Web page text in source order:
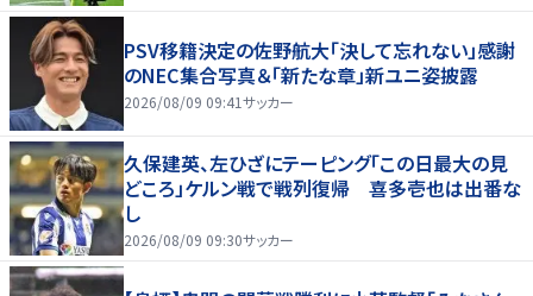
PSV移籍決定の佐野航大「決して忘れない」感謝
のNEC集合写真＆「新たな章」新ユニ姿披露
2026/08/09 09:41サッカー
久保建英、左ひざにテーピング「この日最大の見
どころ」ケルン戦で戦列復帰 喜多壱也は出番な
し
2026/08/09 09:30サッカー